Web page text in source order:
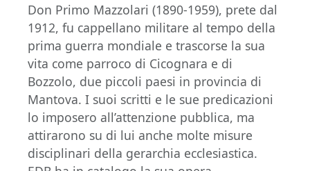
Don Primo Mazzolari (1890-1959), prete dal
1912, fu cappellano militare al tempo della
prima guerra mondiale e trascorse la sua
vita come parroco di Cicognara e di
Bozzolo, due piccoli paesi in provincia di
Mantova. I suoi scritti e le sue predicazioni
lo imposero all’attenzione pubblica, ma
attirarono su di lui anche molte misure
disciplinari della gerarchia ecclesiastica.